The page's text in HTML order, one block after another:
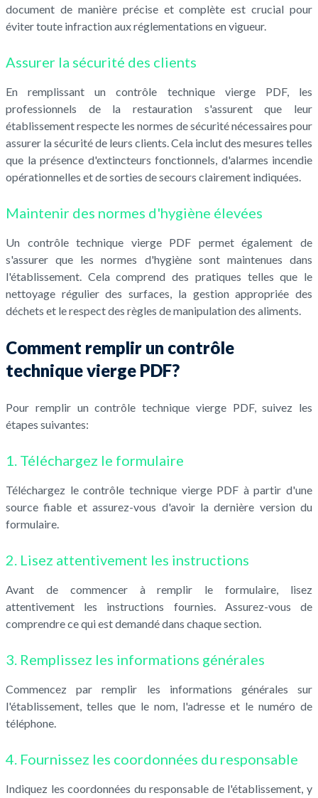
document de manière précise et complète est crucial pour
éviter toute infraction aux réglementations en vigueur.
Assurer la sécurité des clients
En remplissant un contrôle technique vierge PDF, les
professionnels de la restauration s'assurent que leur
établissement respecte les normes de sécurité nécessaires pour
assurer la sécurité de leurs clients. Cela inclut des mesures telles
que la présence d'extincteurs fonctionnels, d'alarmes incendie
opérationnelles et de sorties de secours clairement indiquées.
Maintenir des normes d'hygiène élevées
Un contrôle technique vierge PDF permet également de
s'assurer que les normes d'hygiène sont maintenues dans
l'établissement. Cela comprend des pratiques telles que le
nettoyage régulier des surfaces, la gestion appropriée des
déchets et le respect des règles de manipulation des aliments.
Comment remplir un contrôle
technique vierge PDF?
Pour remplir un contrôle technique vierge PDF, suivez les
étapes suivantes:
1. Téléchargez le formulaire
Téléchargez le contrôle technique vierge PDF à partir d'une
source fiable et assurez-vous d'avoir la dernière version du
formulaire.
2. Lisez attentivement les instructions
Avant de commencer à remplir le formulaire, lisez
attentivement les instructions fournies. Assurez-vous de
comprendre ce qui est demandé dans chaque section.
3. Remplissez les informations générales
Commencez par remplir les informations générales sur
l'établissement, telles que le nom, l'adresse et le numéro de
téléphone.
4. Fournissez les coordonnées du responsable
Indiquez les coordonnées du responsable de l'établissement, y